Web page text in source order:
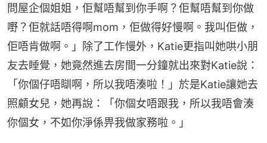
問屋企個姐姐，佢幫唔幫到你手啊？佢幫唔幫到你做
嘢？佢就話唔得啊mom，佢做得好慢啊。我叫佢做，
佢唔肯做啊。」除了工作慢外，Katie更指叫她哄小朋
友去睡覺，她竟然進去房間一分鐘就出來對Katie說：
「你個仔唔瞓啊，所以我唔湊啦！」於是Katie讓她去
照顧女兒，她再說：「你個女唔跟我，所以我唔會湊
你個女，不如你淨係畀我做家務啦。」